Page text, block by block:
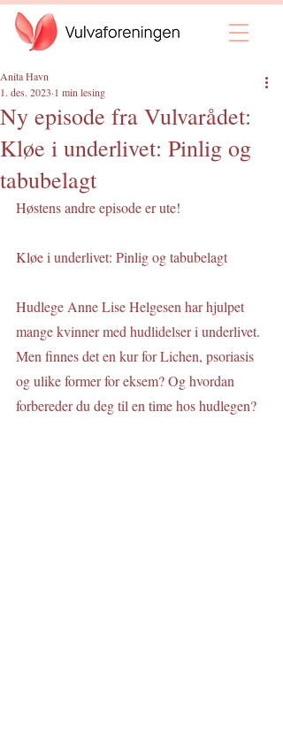
Ny episode fra Vulvarådet:
Kløe i underlivet: Pinlig og
tabubelagt
Anita Havn
1. des. 2023 1 min lesing
Høstens andre episode er ute!
Kløe i underlivet: Pinlig og tabubelagt
Hudlege Anne Lise Helgesen har hjulpet
mange kvinner med hudlidelser i underlivet.
Men finnes det en kur for Lichen, psoriasis
og ulike former for eksem? Og hvordan
forbereder du deg til en time hos hudlegen?